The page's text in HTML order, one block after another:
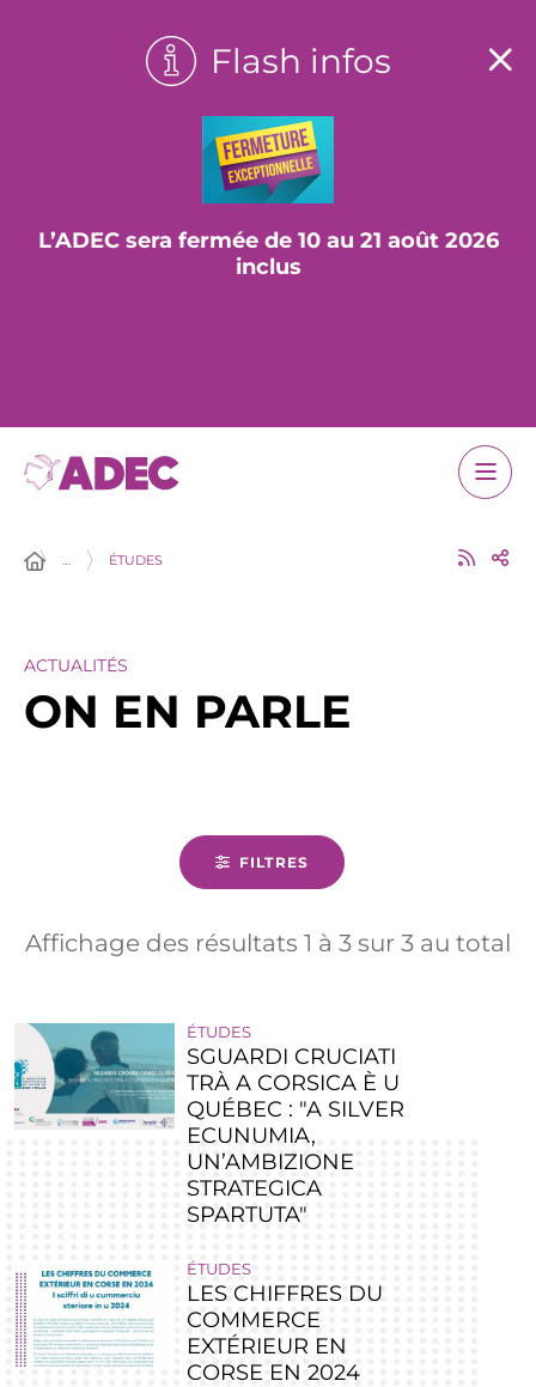
Flash infos
L’ADEC sera fermée de 10 au 21 août 2026
inclus
… ÉTUDES
ACTUALITÉS
ON EN PARLE
FILTRES
Affichage des résultats 1 à 3 sur 3 au total
ÉTUDES
SGUARDI CRUCIATI
TRÀ A CORSICA È U
QUÉBEC : "A SILVER
ECUNUMIA,
UN’AMBIZIONE
STRATEGICA
SPARTUTA"
ÉTUDES
LES CHIFFRES DU
COMMERCE
EXTÉRIEUR EN
CORSE EN 2024